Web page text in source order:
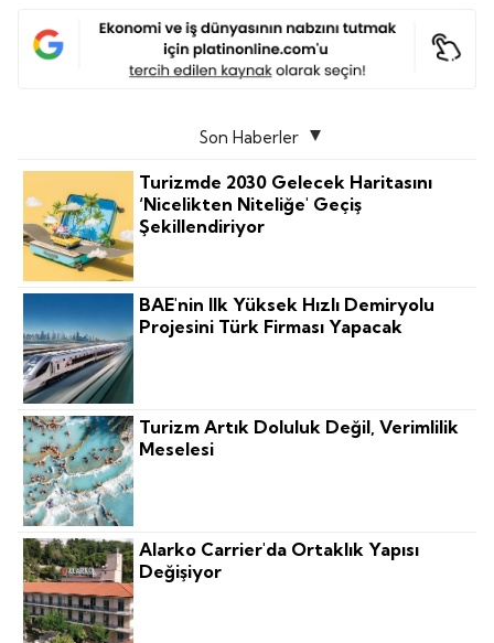
Son Haberler
Turizmde 2030 Gelecek Haritasını
‘nicelikten Niteliğe' Geçiş
Şekillendiriyor
BAE'nin Ilk Yüksek Hızlı Demiryolu
Projesini Türk Firması Yapacak
Turizm Artık Doluluk Değil, Verimlilik
Meselesi
Alarko Carrier'da Ortaklık Yapısı
Değişiyor